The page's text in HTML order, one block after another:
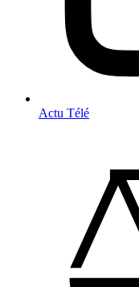
Actu Télé